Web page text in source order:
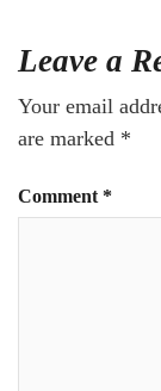
Leave a
Your email
are marked *
Comment *